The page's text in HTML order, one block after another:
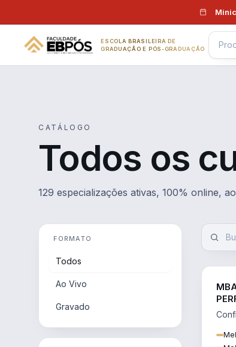
ESCOLA BRASILEIRA DE
GRADUAÇÃO E PÓS-GRADUAÇÃO
CATÁLOGO
Todos os
129 especializações ativas, 100% online,
FORMATO
Todos
Ao Vivo
Gravado